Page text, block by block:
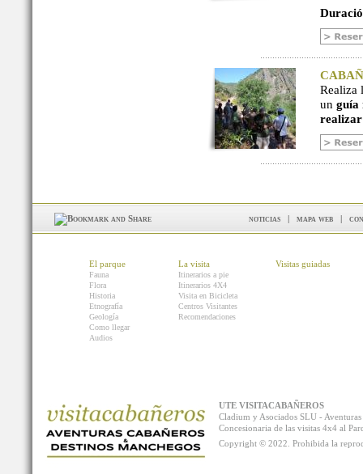
Realiza
un guía
noticias | mapa web |
El parque
Fauna
Flora
Historia
Etnografía
Geología
Como llegar
Audios
La visita
Itinerarios a pie
Itinerarios 4X4
Visita en Bicicleta
Centros Visitantes
Recomendaciones
Visitas guiadas
UTE VISITACABAÑEROS
Cladium y Asociados SLU -
Concesionaria de las visitas 4x4 al
Copyright © 2022. Prohibida la